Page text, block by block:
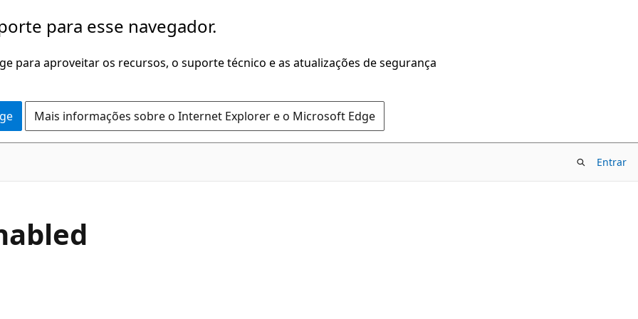
para esse navegador.
para aproveitar os recursos, o suporte técnico e as atualizações de segurança
Mais informações sobre o Internet Explorer e o Microsoft Edge
Entrar